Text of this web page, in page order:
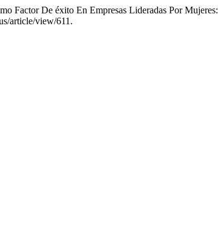
Factor De éxito En Empresas Lideradas Por Mujeres:
article/view/611.